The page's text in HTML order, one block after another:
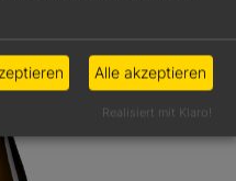
Alle akzeptieren
Realisiert mit Klaro!